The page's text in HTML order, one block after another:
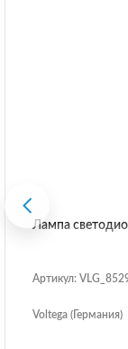
Лампа
Артикул:
Voltega (Германия)